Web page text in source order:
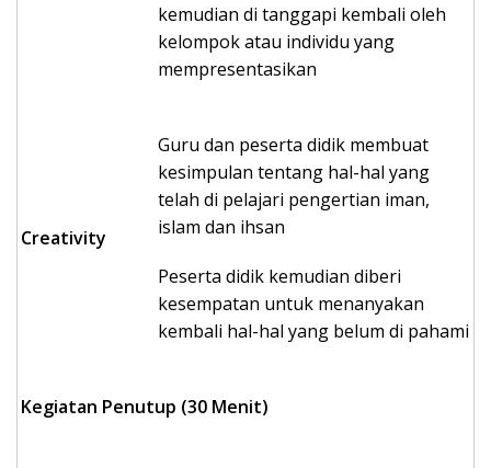
kemudian di tanggapi kembali oleh
kelompok atau individu yang
mempresentasikan
Creativity
Guru dan peserta didik membuat
kesimpulan tentang hal-hal yang
telah di pelajari pengertian iman,
islam dan ihsan
Peserta didik kemudian diberi
kesempatan untuk menanyakan
kembali hal-hal yang belum di pahami
Kegiatan Penutup (30 Menit)